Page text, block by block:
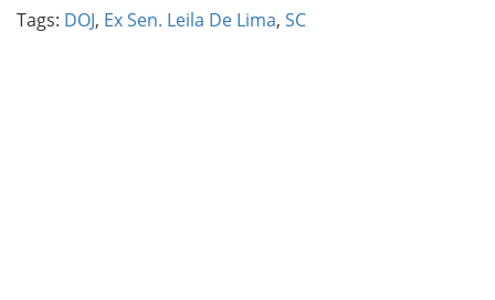
Tags: DOJ, Ex Sen. Leila De Lima, SC